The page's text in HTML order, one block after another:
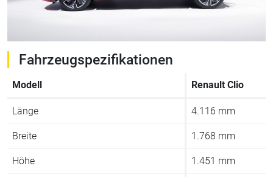
Fahrzeugspezifikationen
Modell Renault Clio
Länge 4.116 mm
Breite 1.768 mm
Höhe 1.451 mm